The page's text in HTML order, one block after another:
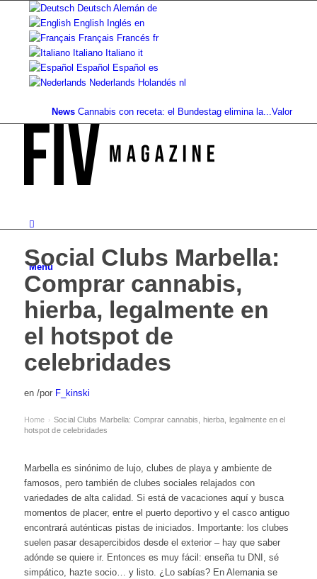
Deutsch Alemán de
English Inglés en
Français Francés fr
Italiano Italiano it
Español Español es
Nederlands Holandés nl
News Cannabis con receta: el Bundestag elimina la... Valor del
Menú
Social Clubs Marbella:
Comprar cannabis,
hierba, legalmente en
el hotspot de
celebridades
en /por F_kinski
Home › Social Clubs Marbella: Comprar cannabis, hierba, legalmente en el
hotspot de celebridades
Marbella es sinónimo de lujo, clubes de playa y ambiente de
famosos, pero también de clubes sociales relajados con
variedades de alta calidad. Si está de vacaciones aquí y busca
momentos de placer, entre el puerto deportivo y el casco antiguo
encontrará auténticas pistas de iniciados. Importante: los clubes
suelen pasar desapercibidos desde el exterior – hay que saber
adónde se quiere ir. Entonces es muy fácil: enseña tu DNI, sé
simpático, hazte socio… y listo. ¿Lo sabías? En Alemania se